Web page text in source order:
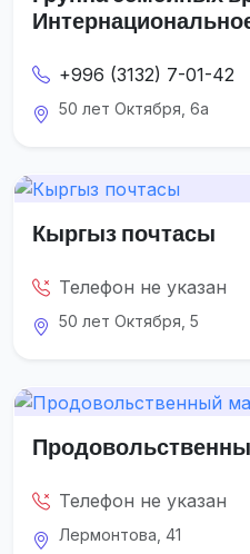
+996 (3132) 7-01-42
50 лет Октября, 6а
Кыргыз почтасы
Телефон не указан
50 лет Октября, 5
Телефон не указан
Лермонтова, 41